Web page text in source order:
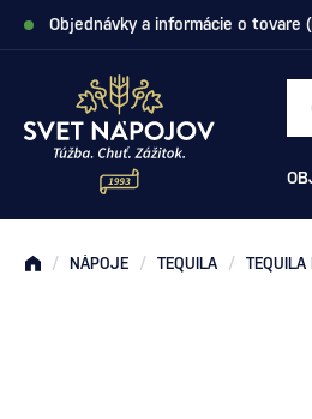
Objednávky a informácie o tovare
/ NÁPOJE / TEQUILA / TEQUILA